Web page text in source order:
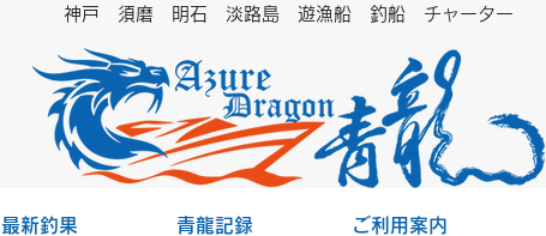
神戸 須磨 明石 淡路島 遊漁船 釣船 チャーター
最新釣果 青龍記録 ご利用案内